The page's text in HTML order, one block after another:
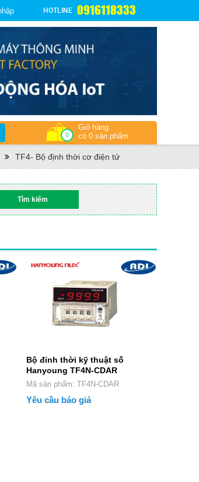
HOTLINE 0916118333
0
Giỏ hàng
có 0 sản phẩm
TF4- Bộ định thời cơ điện tử
Bộ đinh thời kỹ thuật số
Hanyoung TF4N-CDAR
Mã sản phẩm: TF4N-CDAR
Yêu cầu báo giá